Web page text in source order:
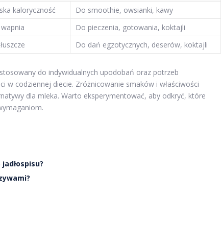
kaloryczność
Do smoothie, owsianki, kawy
Do pieczenia, gotowania, koktajli
Do dań egzotycznych, deserów, koktajli
do indywidualnych upodobań oraz potrzeb
codziennej diecie. Zróżnicowanie smaków i właściwości
dla mleka. Warto eksperymentować, aby odkryć, które